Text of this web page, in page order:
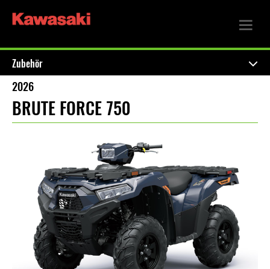
Zubehör
2026
BRUTE FORCE 750